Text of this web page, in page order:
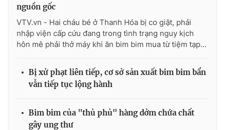
nguồn gốc
VTV.vn - Hai cháu bé ở Thanh Hóa bị co giật, phải
nhập viện cấp cứu đang trong tình trạng nguy kịch
hôn mê phải thở máy khi ăn bim bim mua từ tiệm tạp...
Bị xử phạt liên tiếp, cơ sở sản xuất bim bim bẩn
vẫn tiếp tục lộng hành
Bim bim của "thủ phủ" hàng dởm chứa chất
gây ung thư